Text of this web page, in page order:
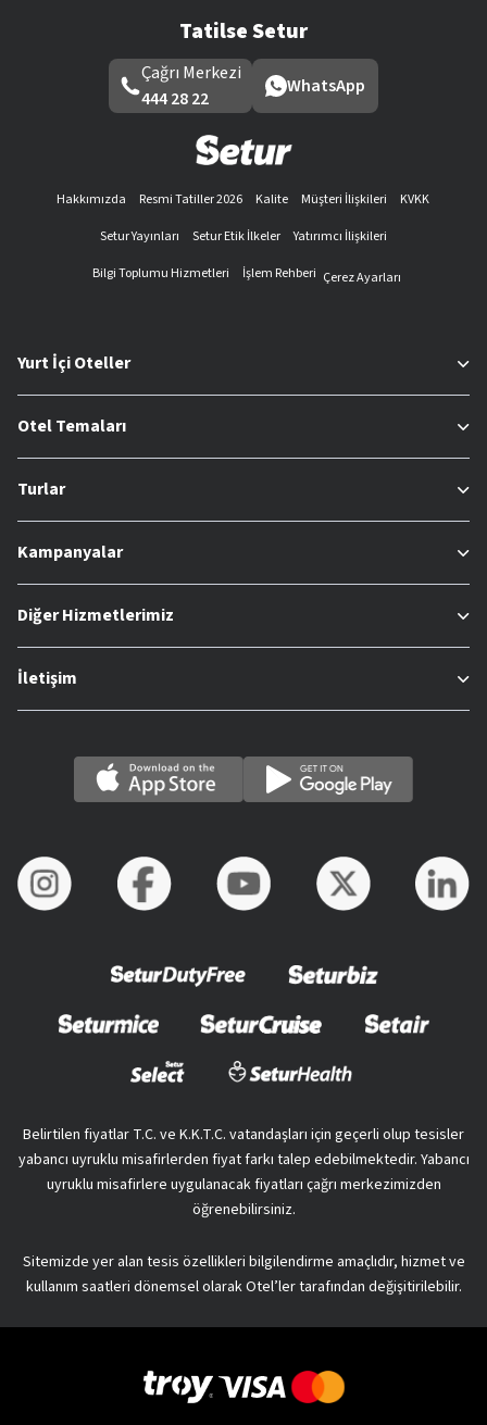
Tatilse Setur
Çağrı Merkezi
444 28 22
WhatsApp
Hakkımızda Resmi Tatiller 2026 Kalite Müşteri İlişkileri
KVKK
Setur Yayınları
Setur Etik İlkeler
Yatırımcı İlişkileri
Bilgi Toplumu Hizmetleri
İşlem Rehberi Çerez Ayarları
Yurt İçi Oteller
Otel Temaları
Turlar
Kampanyalar
Diğer Hizmetlerimiz
İletişim
Belirtilen fiyatlar T.C. ve K.K.T.C. vatandaşları için geçerli olup tesisler
yabancı uyruklu misafirlerden fiyat farkı talep edebilmektedir. Yabancı
uyruklu misafirlere uygulanacak fiyatları çağrı merkezimizden
öğrenebilirsiniz.
Sitemizde yer alan tesis özellikleri bilgilendirme amaçlıdır, hizmet ve
kullanım saatleri dönemsel olarak Otel’ler tarafından değişitirilebilir.